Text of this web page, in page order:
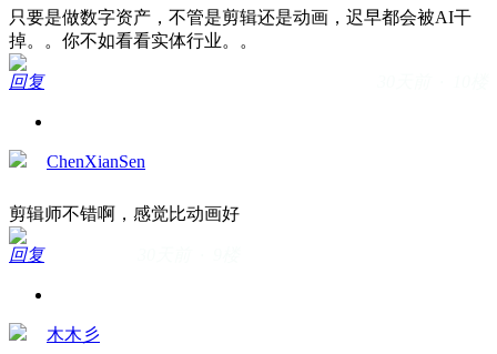
只要是做数字资产，不管是剪辑还是动画，迟早都会被AI干
掉。。你不如看看实体行业。。
回复
ChenXianSen
剪辑师不错啊，感觉比动画好
回复
木木彡